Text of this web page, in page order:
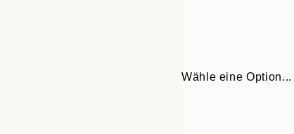
Wähle eine Option...